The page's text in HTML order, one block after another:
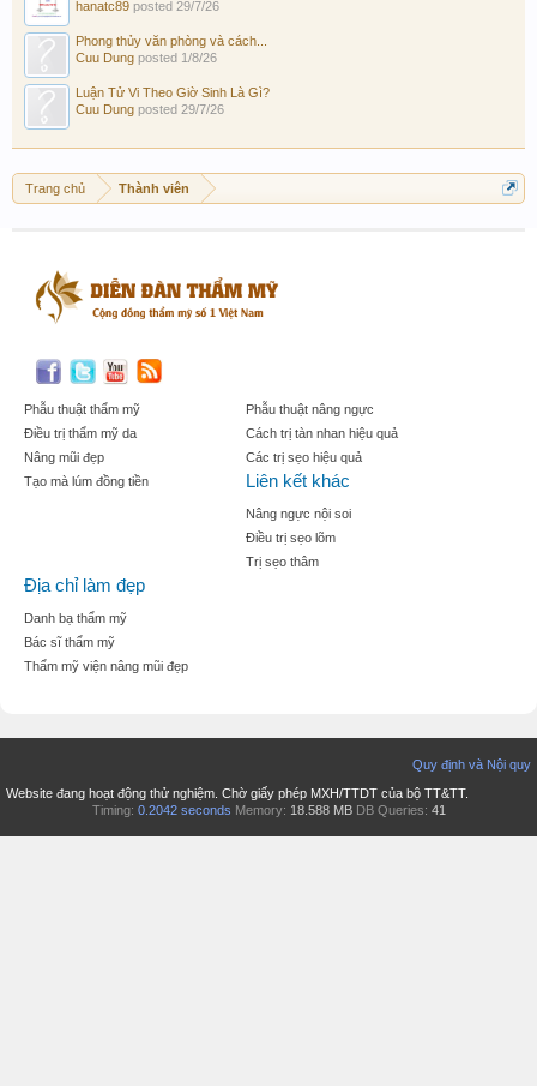
hanatc89 posted 29/7/26
Phong thủy văn phòng và cách...
Cuu Dung posted 1/8/26
Luận Tử Vi Theo Giờ Sinh Là Gì?
Cuu Dung posted 29/7/26
Trang chủ Thành viên
Phẫu thuật thẩm mỹ
Điều trị thẩm mỹ da
Nâng mũi đẹp
Tạo mà lúm đồng tiền
Phẫu thuật nâng ngực
Cách trị tàn nhan hiệu quả
Các trị sẹo hiệu quả
Liên kết khác
Nâng ngực nội soi
Điều trị sẹo lõm
Trị sẹo thâm
Địa chỉ làm đẹp
Danh bạ thẩm mỹ
Bác sĩ thẩm mỹ
Thẩm mỹ viện nâng mũi đẹp
Quy định và Nội quy
Website đang hoạt động thử nghiệm. Chờ giấy phép MXH/TTDT của bộ TT&TT.
Timing: 0.2042 seconds Memory: 18.588 MB DB Queries: 41